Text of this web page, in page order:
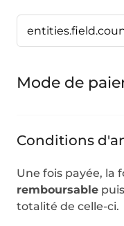
Mode de
Conditions
Une fois payée, la
remboursable
totalité de celle-ci.